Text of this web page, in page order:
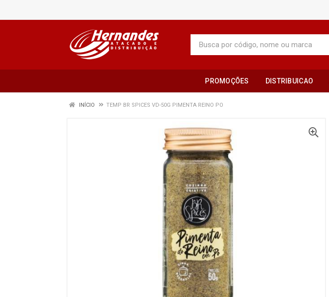
PROMOÇÕES DISTRIBUICAO
INÍCIO TEMP BR SPICES VD-50G PIMENTA REINO PO